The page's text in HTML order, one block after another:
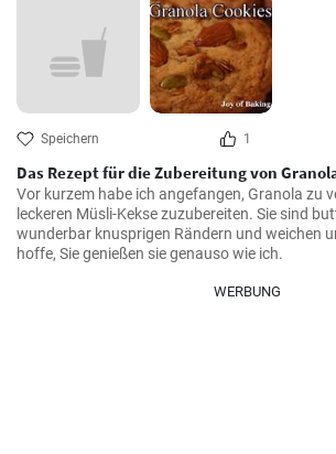
Speichern 1
Das Rezept für die Zubereitung von
Vor kurzem habe ich angefangen, Granola zu
leckeren Müsli-Kekse zuzubereiten. Sie sind
wunderbar knusprigen Rändern und weichen
hoffe, Sie genießen sie genauso wie ich.
WERBUNG